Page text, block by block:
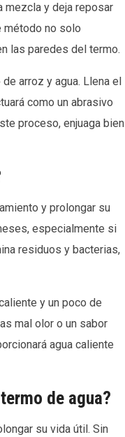
mezcla y deja reposar
método no solo
las paredes del termo.
arroz y agua. Llena el
como un abrasivo
proceso, enjuaga bien
y prolongar su
especialmente si
residuos y bacterias,
y un poco de
mal olor o un sabor
agua caliente
de agua?
su vida útil. Sin